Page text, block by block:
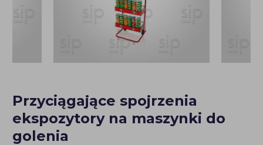
Przyciągające spojrzenia
ekspozytory na maszynki do
golenia